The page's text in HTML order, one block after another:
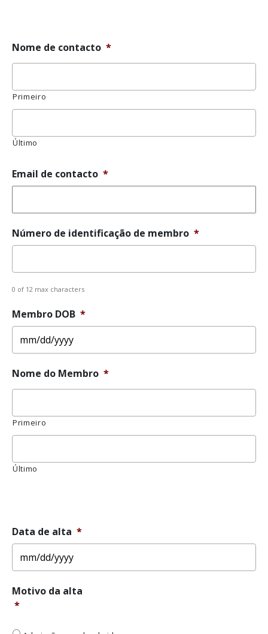
Nome de contacto *
Primeiro
Último
Email de contacto *
Número de identificação de membro *
0 of 12 max characters
Membro DOB *
slash
DD
YYYY
Nome do Membro *
Primeiro
Último
Data de alta *
slash
DD
Motivo
da
Motivo da alta
*